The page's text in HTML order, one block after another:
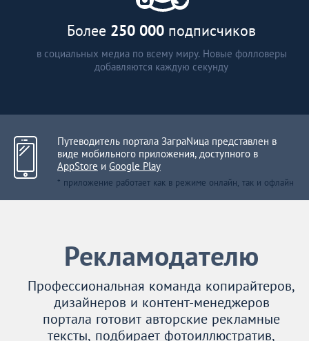
Более 250 000 подписчиков
в социальных медиа по всему миру. Новые фолловеры
добавляются каждую секунду
Путеводитель портала ЗаграNица представлен в
виде мобильного приложения, доступного в
AppStore и Google Play
* приложение работает как в режиме онлайн, так и офлайн
Рекламодателю
Профессиональная команда копирайтеров,
дизайнеров и контент-менеджеров
портала готовит авторские рекламные
тексты, подбирает фотоиллюстратив,